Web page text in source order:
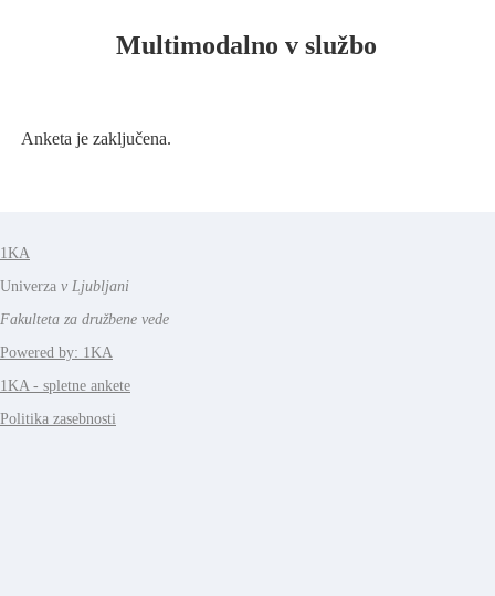
Multimodalno v službo
Anketa je zaključena.
1KA
Univerza v Ljubljani
Fakulteta za družbene vede
Powered by: 1KA
1KA - spletne ankete
Politika zasebnosti